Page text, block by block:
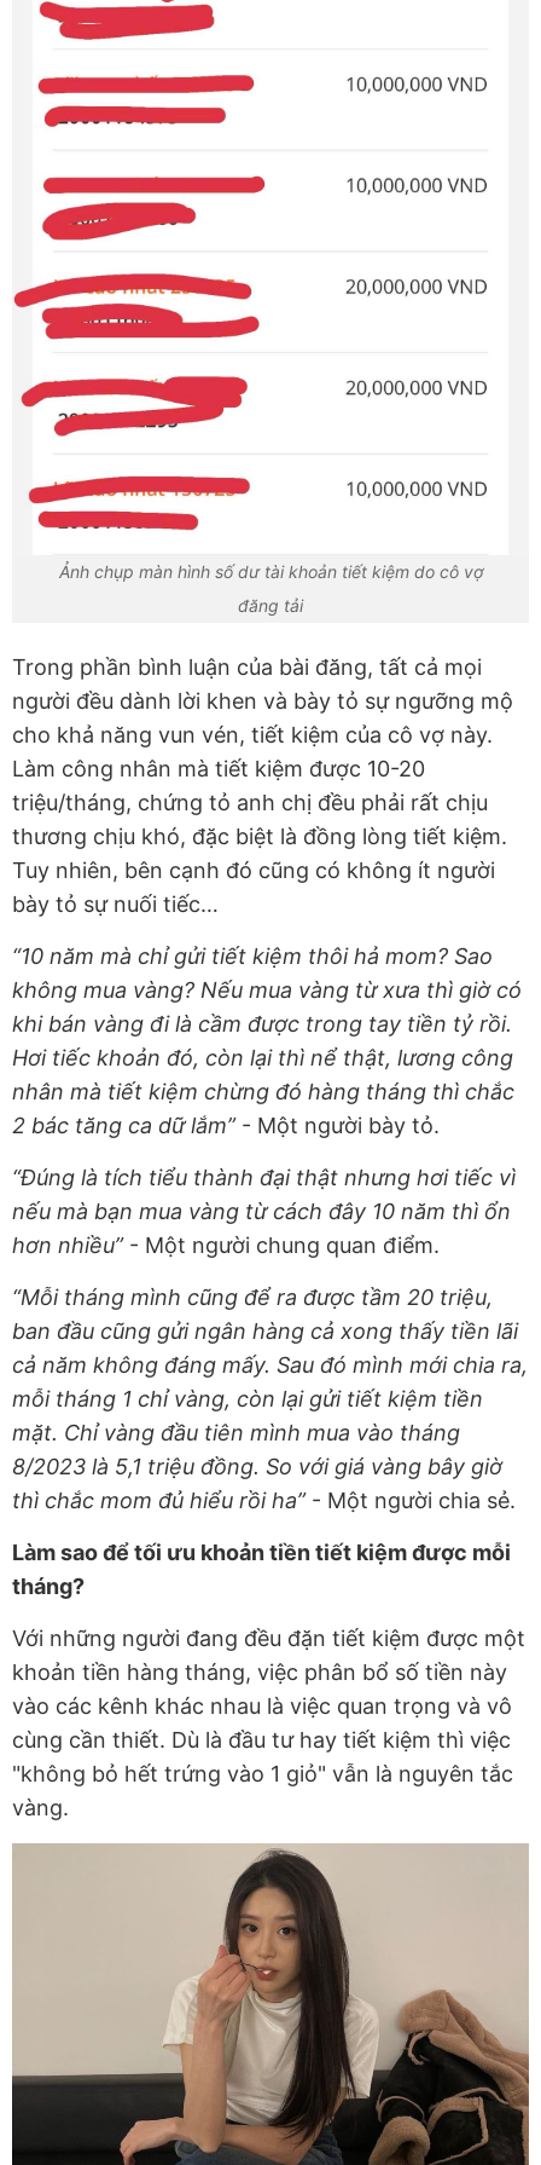
Ảnh chụp màn hình số dư tài khoản tiết kiệm do cô vợ
đăng tải
Trong phần bình luận của bài đăng, tất cả mọi
người đều dành lời khen và bày tỏ sự ngưỡng mộ
cho khả năng vun vén, tiết kiệm của cô vợ này.
Làm công nhân mà tiết kiệm được 10-20
triệu/tháng, chứng tỏ anh chị đều phải rất chịu
thương chịu khó, đặc biệt là đồng lòng tiết kiệm.
Tuy nhiên, bên cạnh đó cũng có không ít người
bày tỏ sự nuối tiếc…
“10 năm mà chỉ gửi tiết kiệm thôi hả mom? Sao
không mua vàng? Nếu mua vàng từ xưa thì giờ có
khi bán vàng đi là cầm được trong tay tiền tỷ rồi.
Hơi tiếc khoản đó, còn lại thì nể thật, lương công
nhân mà tiết kiệm chừng đó hàng tháng thì chắc
2 bác tăng ca dữ lắm”- Một người bày tỏ.
“Đúng là tích tiểu thành đại thật nhưng hơi tiếc vì
nếu mà bạn mua vàng từ cách đây 10 năm thì ổn
hơn nhiều”- Một người chung quan điểm.
“Mỗi tháng mình cũng để ra được tầm 20 triệu,
ban đầu cũng gửi ngân hàng cả xong thấy tiền lãi
cả năm không đáng mấy. Sau đó mình mới chia ra,
mỗi tháng 1 chỉ vàng, còn lại gửi tiết kiệm tiền
mặt. Chỉ vàng đầu tiên mình mua vào tháng
8/2023 là 5,1 triệu đồng. So với giá vàng bây giờ
thì chắc mom đủ hiểu rồi ha”- Một người chia sẻ.
Làm sao để tối ưu khoản tiền tiết kiệm được mỗi
tháng?
Với những người đang đều đặn tiết kiệm được một
khoản tiền hàng tháng, việc phân bổ số tiền này
vào các kênh khác nhau là việc quan trọng và vô
cùng cần thiết. Dù là đầu tư hay tiết kiệm thì việc
"không bỏ hết trứng vào 1 giỏ" vẫn là nguyên tắc
vàng.